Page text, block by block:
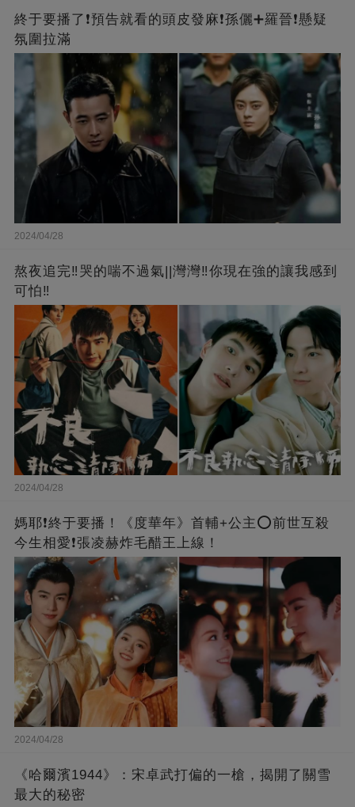
終于要播了❗️預告就看的頭皮發麻❗️孫儷➕羅晉❗懸疑
氛圍拉滿
2024/04/28
熬夜追完‼️哭的喘不過氣||灣灣‼️你現在強的讓我感到
可怕‼️
2024/04/28
媽耶❗️終于要播！《度華年》首輔+公主⭕前世互殺
今生相愛❗張凌赫炸毛醋王上線！
2024/04/28
《哈爾濱1944》：宋卓武打偏的一槍，揭開了關雪
最大的秘密